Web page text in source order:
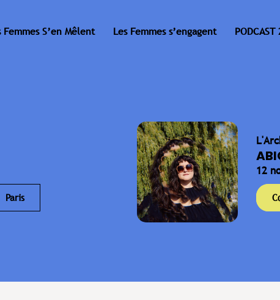
Femmes S’en Mêlent Les Femmes s’engagent PODCAST
Paris
12